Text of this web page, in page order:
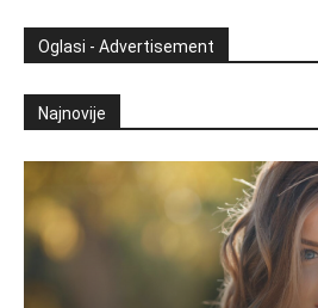
Oglasi - Advertisement
Najnovije